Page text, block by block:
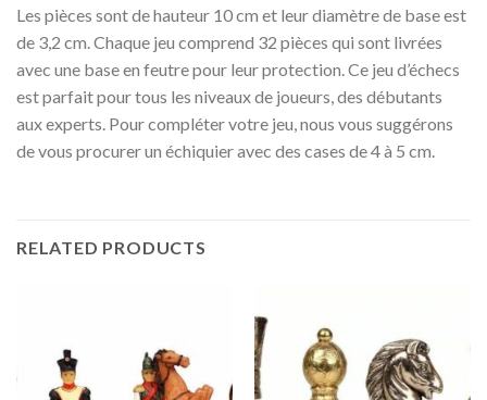
Les pièces sont de hauteur 10 cm et leur diamètre de base est
de 3,2 cm. Chaque jeu comprend 32 pièces qui sont livrées
avec une base en feutre pour leur protection. Ce jeu d’échecs
est parfait pour tous les niveaux de joueurs, des débutants
aux experts. Pour compléter votre jeu, nous vous suggérons
de vous procurer un échiquier avec des cases de 4 à 5 cm.
RELATED PRODUCTS